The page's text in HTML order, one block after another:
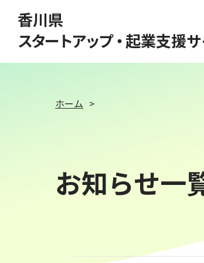
香川県
スタートアップ・起業支援
ホーム
お知らせ一